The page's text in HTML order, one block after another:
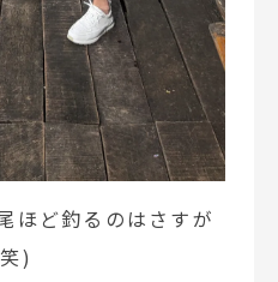
ほど釣るのはさすが
)